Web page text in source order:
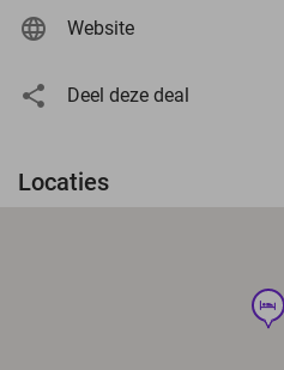
Website
Deel deze deal
Locaties
hotel